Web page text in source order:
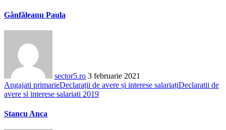
Gânfăleanu Paula
sector5.ro 3 februarie 2021
Angajati primarieDeclarații de avere și interese salariațiDeclaratii de
avere si interese salariati 2019
Stancu Anca